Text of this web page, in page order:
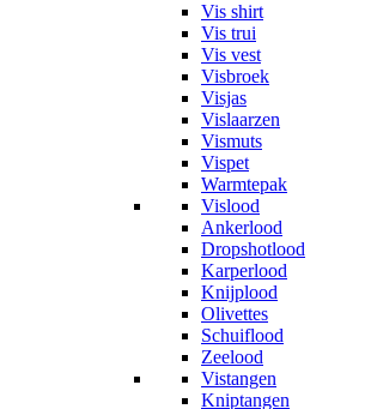
Vis shirt
Vis trui
Vis vest
Visbroek
Visjas
Vislaarzen
Vismuts
Vispet
Warmtepak
Vislood
Ankerlood
Dropshotlood
Karperlood
Knijplood
Olivettes
Schuiflood
Zeelood
Vistangen
Kniptangen